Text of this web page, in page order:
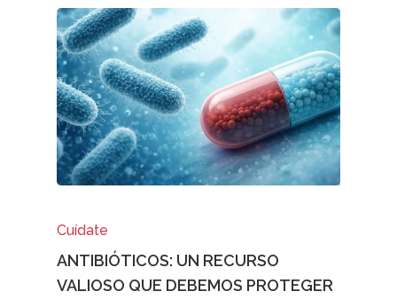
Cuídate
ANTIBIÓTICOS: UN RECURSO
VALIOSO QUE DEBEMOS PROTEGER